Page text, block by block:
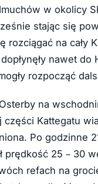
w okolicy
stając się
rozciągać na
nawet
rozpocząć
na
Kattegatu
Po godzinne
25 – 30
refach na